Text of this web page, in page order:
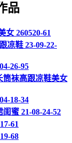
品
女 260520-61
凉鞋 23-09-22-
26-95
筒袜高跟凉鞋美女
18-34
蜜 21-08-24-52
61
68